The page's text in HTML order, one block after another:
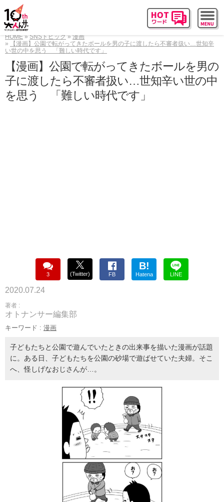
HOME SNSトピック
漫画
【漫画】公園で転がってきたボールを男の子に渡したら不審者扱い…世知辛
い世の中を思う 「難しい時代です」
【漫画】公園で転がってきたボールを男の
子に渡したら不審者扱い…世知辛い世の中
を思う 「難しい時代です」
3 (Twitter) FB
B!
Hatena LINE
2020.07.24
著者 :
オトナンサー編集部
キーワード : 漫画
子どもたちと公園で遊んでいたときの出来事を描いた漫画が話題
に。ある日、子どもたちを公園の砂場で遊ばせていた夫婦。そこ
へ、怪しげなおじさんが…。